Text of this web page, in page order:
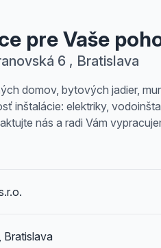
pre Vaše
6 , Bratislava
domov, bytových jadier,
inštalácie: elektriky,
nás a radi Vám
Bratislava